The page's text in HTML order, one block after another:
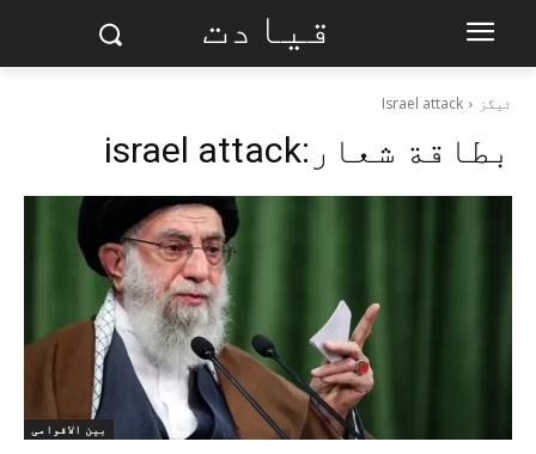
قیادت
ٹیگز Israel attack
بطاقة شعار:israel attack
بین الاقوامی